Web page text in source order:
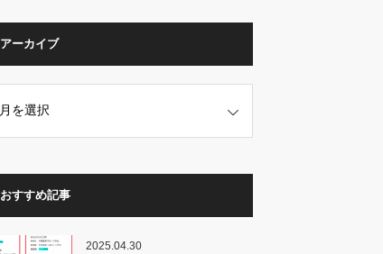
アーカイブ
おすすめ記事
2025.04.30